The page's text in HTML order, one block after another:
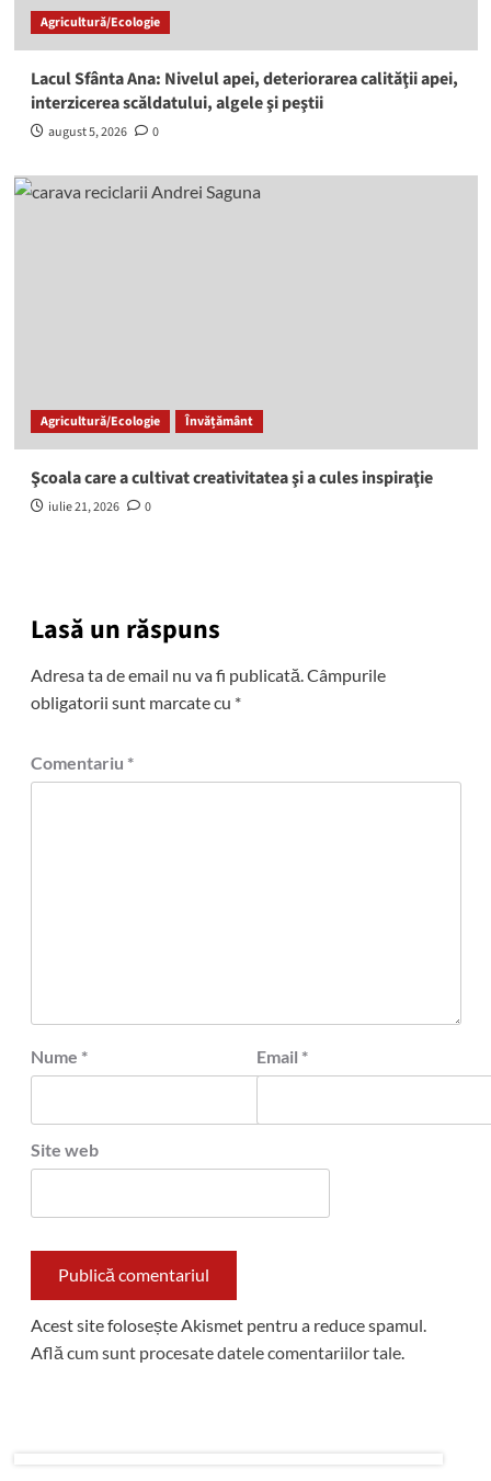
Agricultură/Ecologie
Lacul Sfânta Ana: Nivelul apei, deteriorarea calităţii apei,
interzicerea scăldatului, algele şi peştii
august 5, 2026 0
Agricultură/Ecologie Învățământ
Şcoala care a cultivat creativitatea şi a cules inspiraţie
iulie 21, 2026 0
Lasă un răspuns
Adresa ta de email nu va fi publicată. Câmpurile
obligatorii sunt marcate cu *
Comentariu *
Nume * Email *
Site web
Acest site folosește Akismet pentru a reduce spamul.
Află cum sunt procesate datele comentariilor tale.